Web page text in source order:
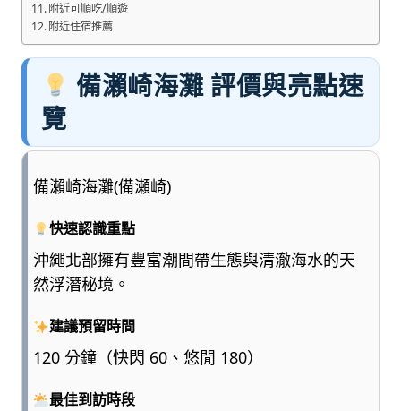
附近可順吃/順遊
附近住宿推薦
備瀨崎海灘 評價與亮點速
覽
備瀨崎海灘(備瀬崎)
快速認識重點
沖繩北部擁有豐富潮間帶生態與清澈海水的天
然浮潛秘境。
建議預留時間
120 分鐘（快閃 60、悠閒 180）
最佳到訪時段